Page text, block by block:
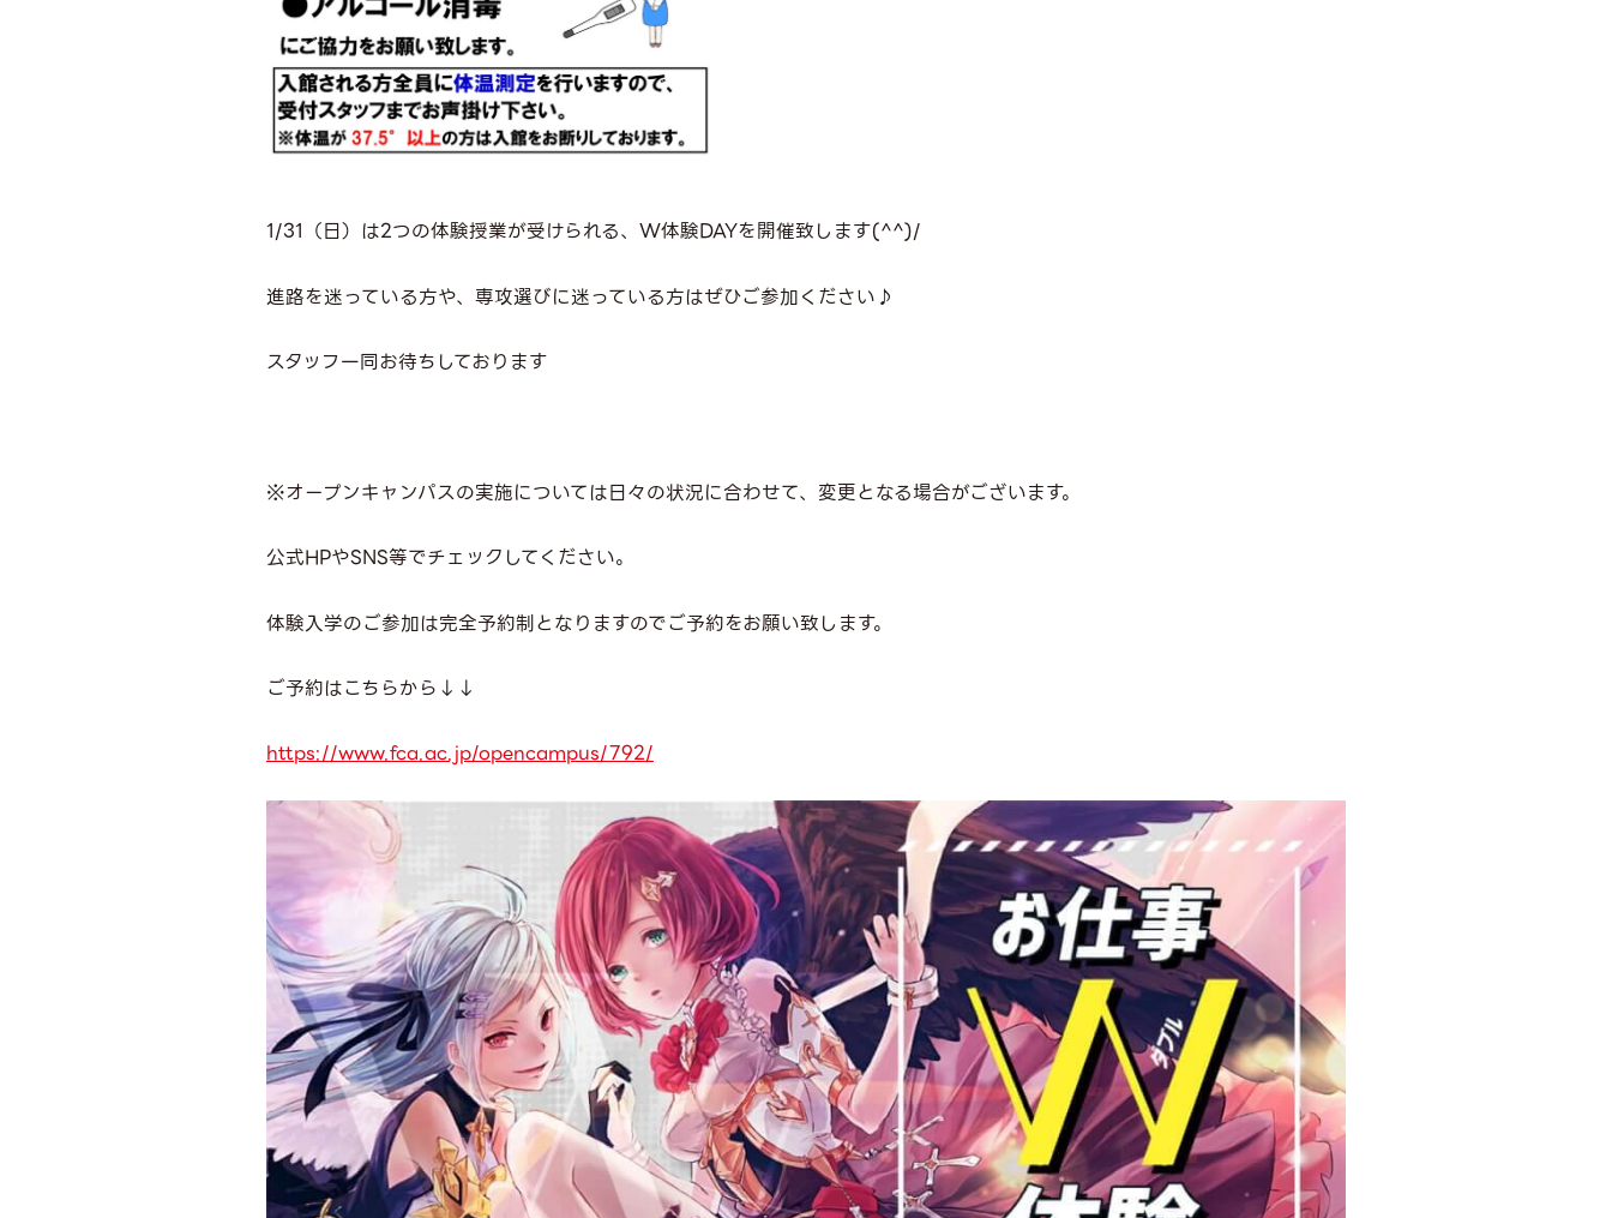
1/31（日）は2つの体験授業が受けられる、W体験DAYを開催致します(^^)/
進路を迷っている方や、専攻選びに迷っている方はぜひご参加ください♪
スタッフ一同お待ちしております
※オープンキャンパスの実施については日々の状況に合わせて、変更となる場合がございます。
公式HPやSNS等でチェックしてください。
体験入学のご参加は完全予約制となりますのでご予約をお願い致します。
ご予約はこちらから↓↓
https://www.fca.ac.jp/opencampus/792/